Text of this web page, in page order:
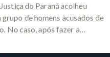
do Paraná acolheu
de homens acusados de
No caso, após fazer a…